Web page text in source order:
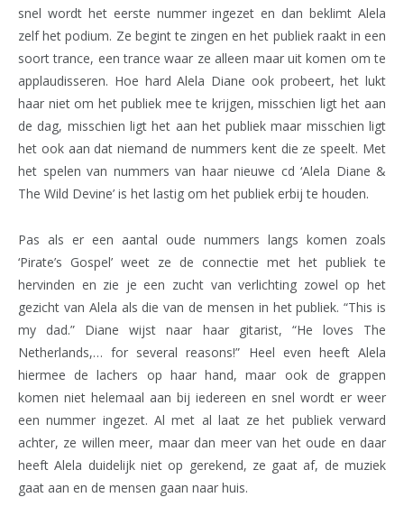
snel wordt het eerste nummer ingezet en dan beklimt Alela
zelf het podium. Ze begint te zingen en het publiek raakt in een
soort trance, een trance waar ze alleen maar uit komen om te
applaudisseren. Hoe hard Alela Diane ook probeert, het lukt
haar niet om het publiek mee te krijgen, misschien ligt het aan
de dag, misschien ligt het aan het publiek maar misschien ligt
het ook aan dat niemand de nummers kent die ze speelt. Met
het spelen van nummers van haar nieuwe cd ‘Alela Diane &
The Wild Devine’ is het lastig om het publiek erbij te houden.
Pas als er een aantal oude nummers langs komen zoals
‘Pirate’s Gospel’ weet ze de connectie met het publiek te
hervinden en zie je een zucht van verlichting zowel op het
gezicht van Alela als die van de mensen in het publiek. “This is
my dad.” Diane wijst naar haar gitarist, “He loves The
Netherlands,… for several reasons!” Heel even heeft Alela
hiermee de lachers op haar hand, maar ook de grappen
komen niet helemaal aan bij iedereen en snel wordt er weer
een nummer ingezet. Al met al laat ze het publiek verward
achter, ze willen meer, maar dan meer van het oude en daar
heeft Alela duidelijk niet op gerekend, ze gaat af, de muziek
gaat aan en de mensen gaan naar huis.